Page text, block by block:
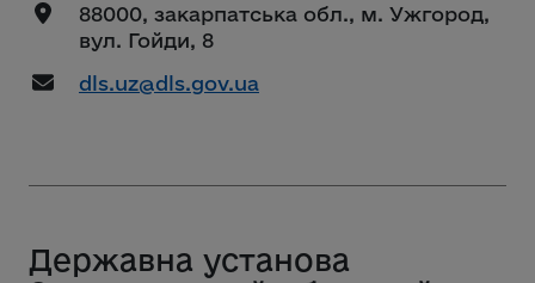
88000, закарпатська обл., м. Ужгород,
вул. Гойди, 8
dls.uz@dls.gov.ua
Державна установа